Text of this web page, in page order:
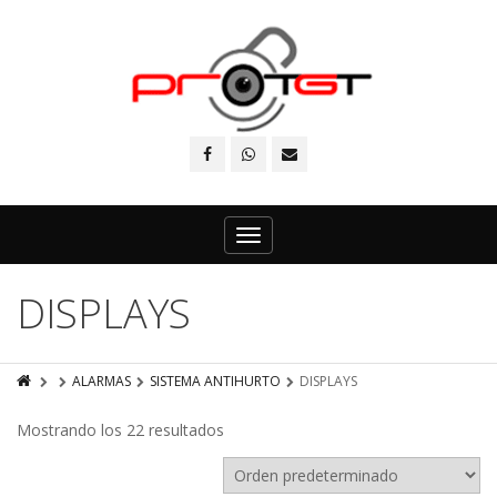
Toggle
navigation
DISPLAYS
ALARMAS SISTEMA ANTIHURTO DISPLAYS
Mostrando los 22 resultados